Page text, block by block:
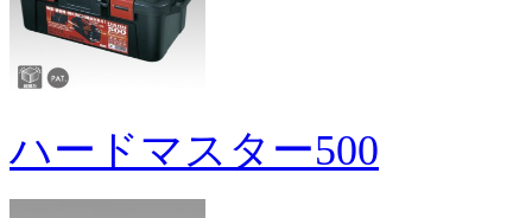
ハードマスター500